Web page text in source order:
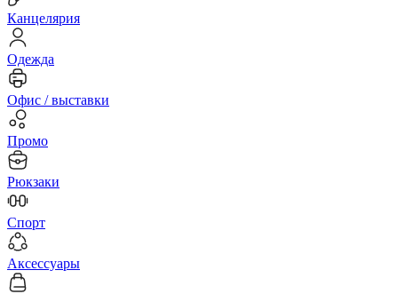
Канцелярия
Одежда
Офис / выставки
Промо
Рюкзаки
Спорт
Аксессуары